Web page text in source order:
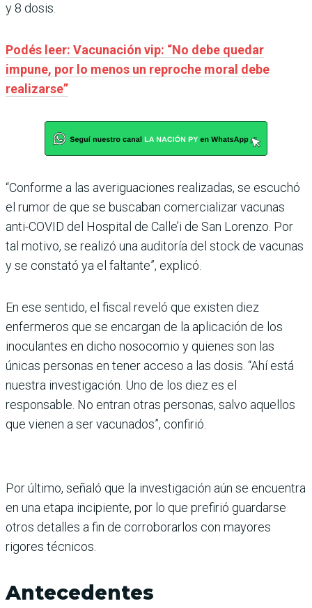
y 8 dosis.
Podés leer: Vacunación vip: “No debe quedar
impune, por lo menos un reproche moral debe
realizarse”
“Conforme a las averiguaciones realizadas, se escuchó
el rumor de que se buscaban comercializar vacunas
anti-COVID del Hospital de Calle’i de San Lorenzo. Por
tal motivo, se realizó una auditoría del stock de vacunas
y se constató ya el faltante”, explicó.
En ese sentido, el fiscal reveló que existen diez
enfermeros que se encargan de la aplicación de los
inoculantes en dicho nosocomio y quienes son las
únicas personas en tener acceso a las dosis. “Ahí está
nuestra investigación. Uno de los diez es el
responsable. No entran otras personas, salvo aquellos
que vienen a ser vacunados”, confirió.
Por último, señaló que la investigación aún se encuentra
en una etapa incipiente, por lo que prefirió guardarse
otros detalles a fin de corroborarlos con mayores
rigores técnicos.
Antecedentes